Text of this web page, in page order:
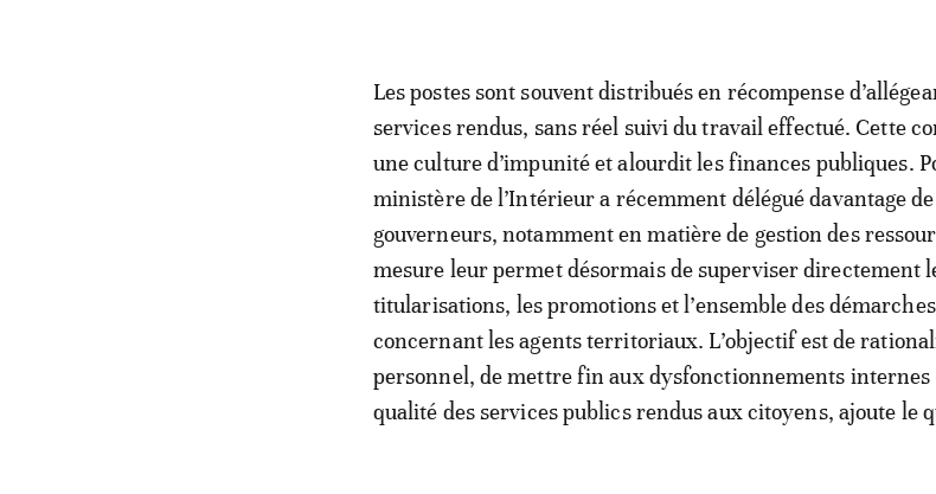
Les postes sont souvent distribués en récompense
services rendus, sans réel suivi du travail effectué. Cette
une culture d’impunité et alourdit les finances publiques.
ministère de l’Intérieur a récemment délégué davantage
gouverneurs, notamment en matière de gestion des
mesure leur permet désormais de superviser directement
titularisations, les promotions et l’ensemble des
concernant les agents territoriaux. L’objectif est de
personnel, de mettre fin aux dysfonctionnements internes
qualité des services publics rendus aux citoyens, ajoute le